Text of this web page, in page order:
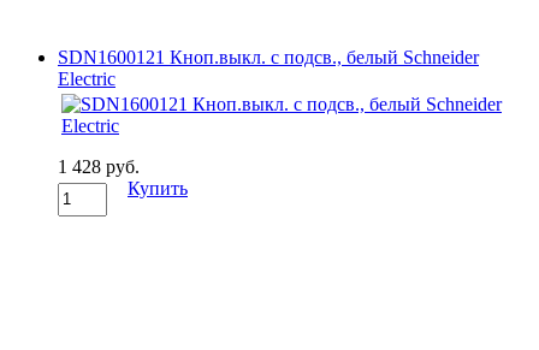
SDN1600121 Кноп.выкл. с подсв., белый Schneider
Electric
1 428 руб.
Купить